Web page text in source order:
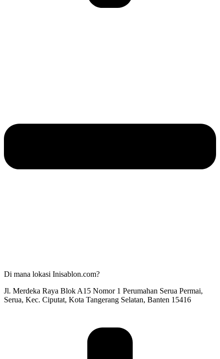
Di mana lokasi Inisablon.com?
Jl. Merdeka Raya Blok A15 Nomor 1 Perumahan Serua Permai,
Serua, Kec. Ciputat, Kota Tangerang Selatan, Banten 15416